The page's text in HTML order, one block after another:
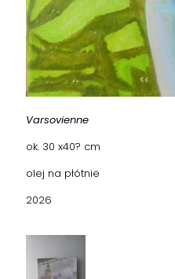
Varsovienne
ok. 30 x40? cm
olej na płótnie
2026